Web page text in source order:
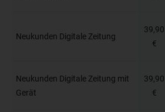
Neukunden Digitale Zeitung
39,90
€
Neukunden Digitale Zeitung mit
Gerät
39,90
€